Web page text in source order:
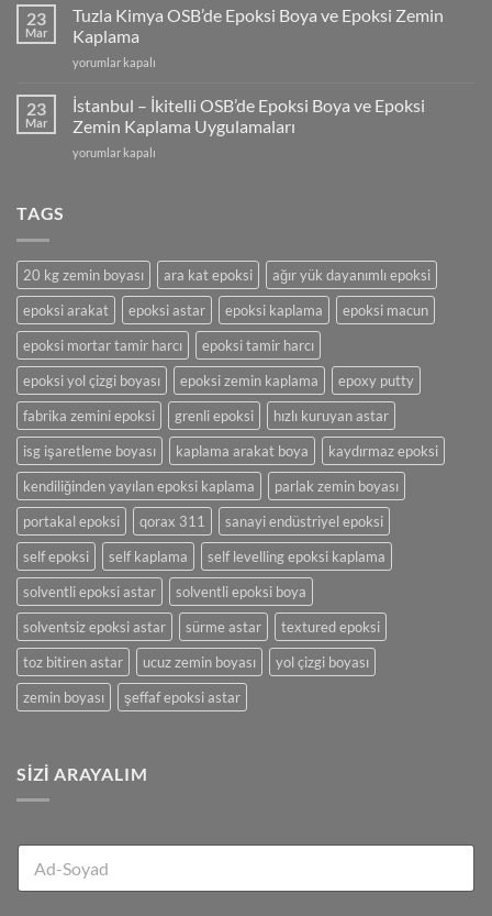
Boya
Epoksi
Zemin
için
23
Mar
Tuzla Kimya OSB’de Epoksi Boya ve Epoksi Zemin
Kaplama
Tuzla
OSB’de
Boya
ve
yorumlar kapalı
23
Mar
İstanbul – İkitelli OSB’de Epoksi Boya ve Epoksi
Zemin Kaplama Uygulamaları
İstanbul
ve
Epoksi
Zemin
Kaplama
Uygulamaları
için
yorumlar kapalı
TAGS
20 kg zemin boyası ara kat epoksi
ağır yük dayanımlı epoksi
epoksi arakat
epoksi astar epoksi kaplama
epoksi macun
epoksi mortar tamir harcı
epoksi tamir harcı
epoksi yol çizgi boyası
epoksi zemin kaplama
epoxy putty
fabrika zemini epoksi
grenli epoksi
hızlı kuruyan astar
isg işaretleme boyası
kaplama arakat boya
kaydırmaz epoksi
kendiliğinden yayılan epoksi kaplama
parlak zemin boyası
portakal epoksi
qorax 311
sanayi endüstriyel epoksi
self epoksi
self kaplama
self levelling epoksi kaplama
solventli epoksi astar
solventli epoksi boya
solventsiz epoksi astar
sürme astar
textured epoksi
toz bitiren astar
ucuz zemin boyası
yol çizgi boyası
zemin boyası
şeffaf epoksi astar
SIZI ARAYALIM
A
-